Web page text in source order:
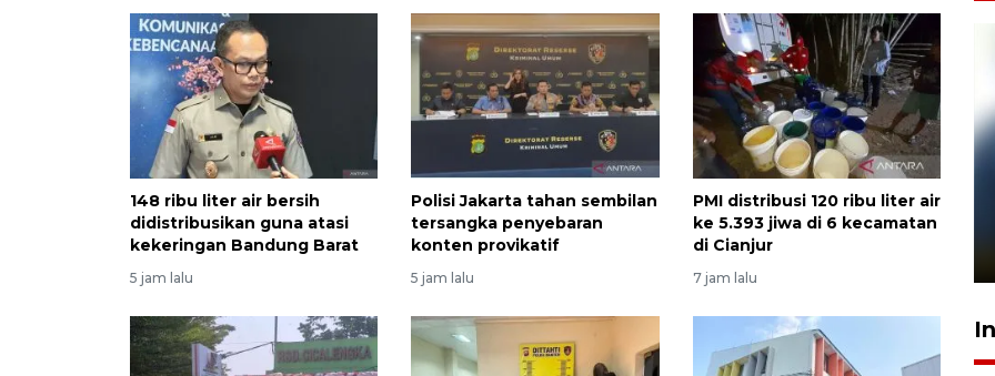
148 ribu liter air bersih
didistribusikan guna atasi
kekeringan Bandung Barat
5 jam lalu
Polisi Jakarta tahan sembilan
tersangka penyebaran
konten provikatif
5 jam lalu
PMI distribusi 120 ribu liter air
ke 5.393 jiwa di 6 kecamatan
di Cianjur
7 jam lalu
Pelanggan Filaha Farm setia
sampai 8 tahan?
1 Juni 2026 05:47